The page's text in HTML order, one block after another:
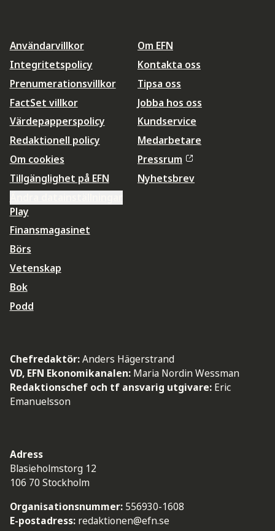
Användarvillkor
Integritetspolicy
Prenumerationsvillkor
FactSet villkor
Värdepapperspolicy
Redaktionell policy
Om cookies
Tillgänglighet på EFN
Om EFN
Kontakta oss
Tipsa oss
Jobba hos oss
Kundservice
Medarbetare
Pressrum
Nyhetsbrev
Play
Finansmagasinet
Börs
Vetenskap
Bok
Podd
Chefredaktör:Anders Hägerstrand
VD, EFN Ekonomikanalen: Maria Nordin Wessman
Redaktionschef och tf ansvarig utgivare: Eric
Emanuelsson
Adress
Blasieholmstorg 12
106 70 Stockholm
Organisationsnummer: 556930-1608
E-postadress: redaktionen@efn.se